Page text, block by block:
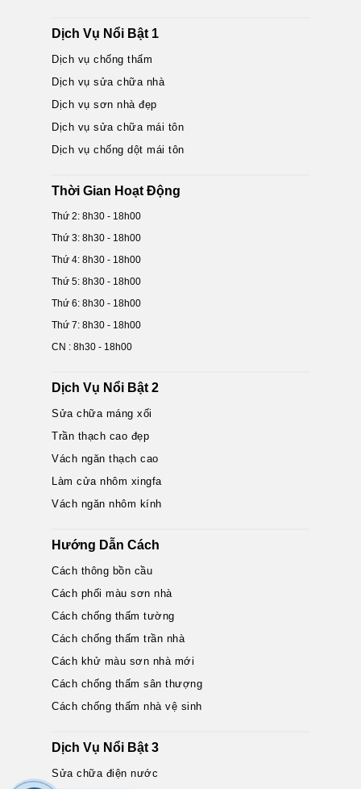
Dịch Vụ Nổi Bật 1
Dịch vụ chống thấm
Dịch vụ sửa chữa nhà
Dịch vụ sơn nhà đẹp
Dịch vụ sửa chữa mái tôn
Dịch vụ chống dột mái tôn
Thời Gian Hoạt Động
Thứ 2: 8h30 - 18h00
Thứ 3: 8h30 - 18h00
Thứ 4: 8h30 - 18h00
Thứ 5: 8h30 - 18h00
Thứ 6: 8h30 - 18h00
Thứ 7: 8h30 - 18h00
CN : 8h30 - 18h00
Dịch Vụ Nổi Bật 2
Sửa chữa máng xối
Trần thạch cao đẹp
Vách ngăn thạch cao
Làm cửa nhôm xingfa
Vách ngăn nhôm kính
Hướng Dẫn Cách
Cách thông bồn cầu
Cách phối màu sơn nhà
Cách chống thấm tường
Cách chống thấm trần nhà
Cách khử màu sơn nhà mới
Cách chống thấm sân thượng
Cách chống thấm nhà vệ sinh
Dịch Vụ Nổi Bật 3
Sửa chữa điện nước